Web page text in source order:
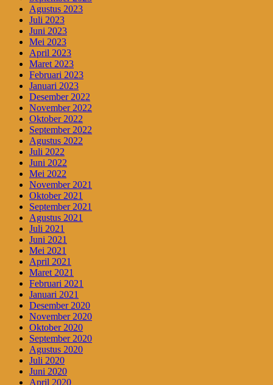
Agustus 2023
Juli 2023
Juni 2023
Mei 2023
April 2023
Maret 2023
Februari 2023
Januari 2023
Desember 2022
November 2022
Oktober 2022
September 2022
Agustus 2022
Juli 2022
Juni 2022
Mei 2022
November 2021
Oktober 2021
September 2021
Agustus 2021
Juli 2021
Juni 2021
Mei 2021
April 2021
Maret 2021
Februari 2021
Januari 2021
Desember 2020
November 2020
Oktober 2020
September 2020
Agustus 2020
Juli 2020
Juni 2020
April 2020